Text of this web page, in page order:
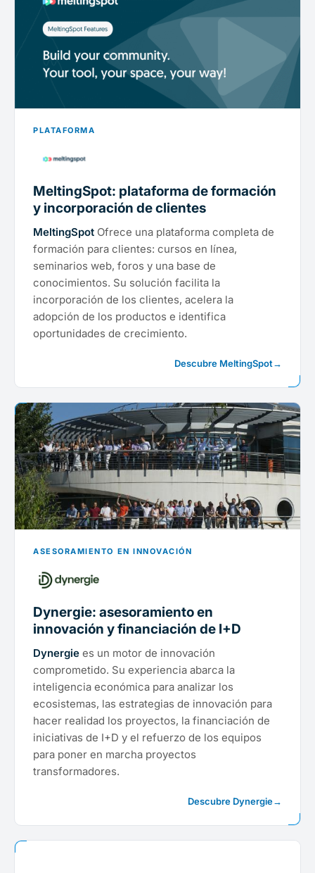
PLATAFORMA
MeltingSpot: plataforma de formación
y incorporación de clientes
MeltingSpot Ofrece una plataforma completa de
formación para clientes: cursos en línea,
seminarios web, foros y una base de
conocimientos. Su solución facilita la
incorporación de los clientes, acelera la
adopción de los productos e identifica
oportunidades de crecimiento.
Descubre MeltingSpot→
ASESORAMIENTO EN INNOVACIÓN
Dynergie: asesoramiento en
innovación y financiación de I+D
Dynergie es un motor de innovación
comprometido. Su experiencia abarca la
inteligencia económica para analizar los
ecosistemas, las estrategias de innovación para
hacer realidad los proyectos, la financiación de
iniciativas de I+D y el refuerzo de los equipos
para poner en marcha proyectos
transformadores.
Descubre Dynergie→